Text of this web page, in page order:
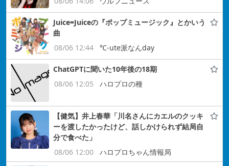
Juice=Juiceの『ポップミュージック』とかいう
曲
08/06 12:44
℃-ute派なんday
ChatGPTに聞いた10年後の18期
08/06 12:05
ハロプロの種
【健気】井上春華「川名さんにカエルのクッキ
ーを渡したかったけど、話しかけられず結局自
分で食べた」
08/06 12:00
ハロプロちゃん情報局